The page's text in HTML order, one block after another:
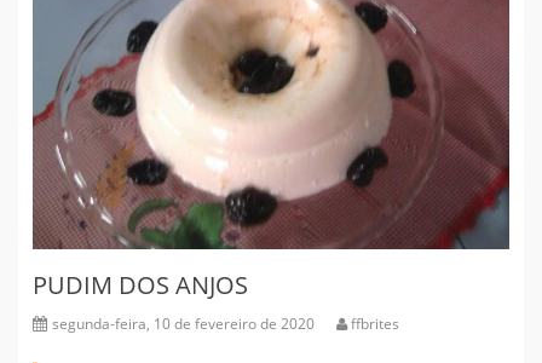
PUDIM DOS ANJOS
segunda-feira, 10 de fevereiro de 2020 ffbrites